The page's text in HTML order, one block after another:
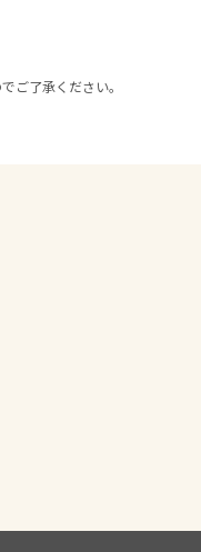
ご了承ください。